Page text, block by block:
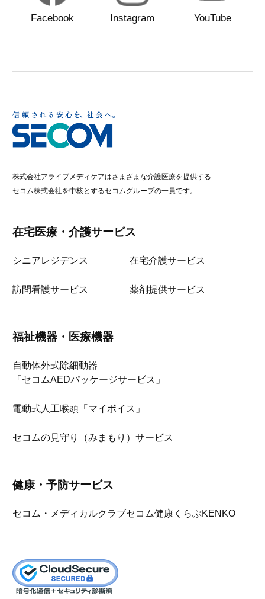
Facebook Instagram YouTube
株式会社アライブメディケアはさまざまな介護医療を提供する
セコム株式会社を中核とするセコムグループの一員です。
在宅医療・介護サービス
シニアレジデンス 在宅介護サービス
訪問看護サービス 薬剤提供サービス
福祉機器・医療機器
自動体外式除細動器
「セコムAEDパッケージサービス」
電動式人工喉頭「マイボイス」
セコムの見守り（みまもり）サービス
健康・予防サービス
セコム・メディカルクラブセコム健康くらぶKENKO